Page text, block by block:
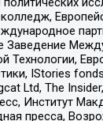
Заведение
Технологии,
IStories
Ltd, The
Институт
пресса,